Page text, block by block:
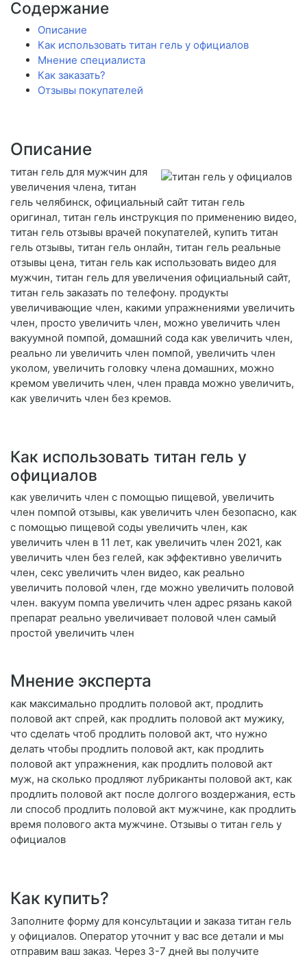
Содержание
Описание
Как использовать титан гель у официалов
Мнение специалиста
Как заказать?
Отзывы покупателей
Описание
титан гель для мужчин для
увеличения члена, титан
гель челябинск, официальный сайт титан гель
оригинал, титан гель инструкция по применению видео,
титан гель отзывы врачей покупателей, купить титан
гель отзывы, титан гель онлайн, титан гель реальные
отзывы цена, титан гель как использовать видео для
мужчин, титан гель для увеличения официальный сайт,
титан гель заказать по телефону. продукты
увеличивающие член, какими упражнениями увеличить
член, просто увеличить член, можно увеличить член
вакуумной помпой, домашний сода как увеличить член,
реально ли увеличить член помпой, увеличить член
уколом, увеличить головку члена домашних, можно
кремом увеличить член, член правда можно увеличить,
как увеличить член без кремов.
Как использовать титан гель у
официалов
как увеличить член с помощью пищевой, увеличить
член помпой отзывы, как увеличить член безопасно, как
с помощью пищевой соды увеличить член, как
увеличить член в 11 лет, как увеличить член 2021, как
увеличить член без гелей, как эффективно увеличить
член, секс увеличить член видео, как реально
увеличить половой член, где можно увеличить половой
член. вакуум помпа увеличить член адрес рязань какой
препарат реально увеличивает половой член самый
простой увеличить член
Мнение эксперта
как максимально продлить половой акт, продлить
половой акт спрей, как продлить половой акт мужику,
что сделать чтоб продлить половой акт, что нужно
делать чтобы продлить половой акт, как продлить
половой акт упражнения, как продлить половой акт
муж, на сколько продляют лубриканты половой акт, как
продлить половой акт после долгого воздержания, есть
ли способ продлить половой акт мужчине, как продлить
время полового акта мужчине. Отзывы о титан гель у
официалов
Как купить?
Заполните форму для консультации и заказа титан гель
у официалов. Оператор уточнит у вас все детали и мы
отправим ваш заказ. Через 3-7 дней вы получите